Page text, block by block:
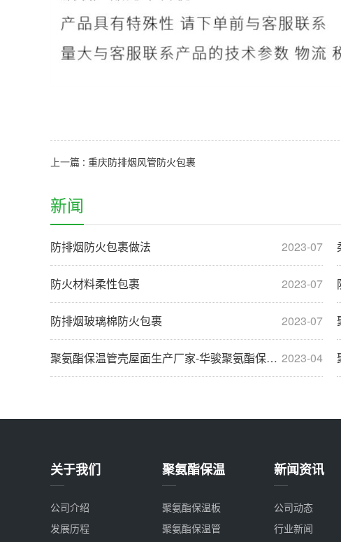
上一篇 : 重庆防排烟风管防火包裹
新闻
2023-07
防排烟防火包裹做法
2023-07
防火材料柔性包裹
2023-07
防排烟玻璃棉防火包裹
2023-04
聚氨酯保温管壳屋面生产厂家-华骏聚氨酯保温板厂家
关于我们
公司介绍
发展历程
聚氨酯保温
聚氨酯保温板
聚氨酯保温管
新闻资讯
公司动态
行业新闻